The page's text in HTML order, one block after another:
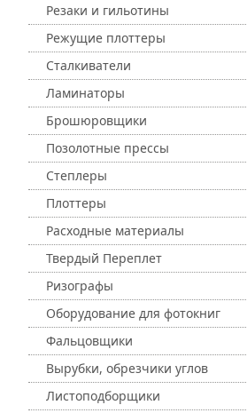
Резаки и гильотины
Режущие плоттеры
Сталкиватели
Ламинаторы
Брошюровщики
Позолотные прессы
Степлеры
Плоттеры
Расходные материалы
Твердый Переплет
Ризографы
Оборудование для фотокниг
Фальцовщики
Вырубки, обрезчики углов
Листоподборщики